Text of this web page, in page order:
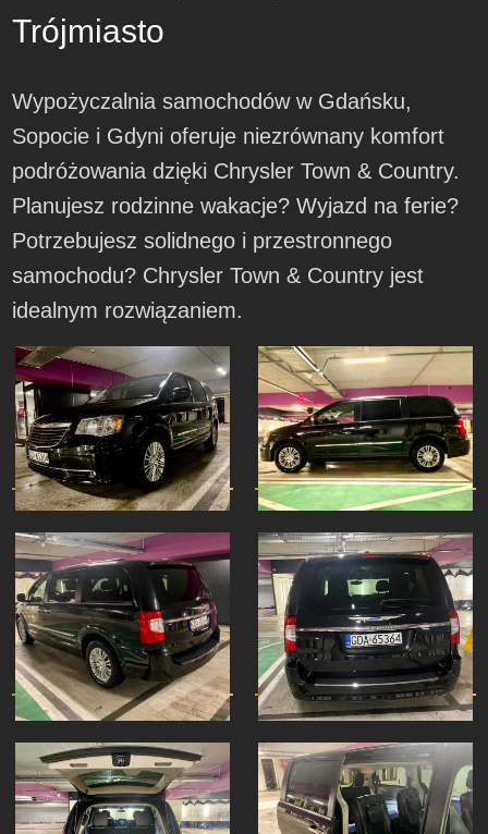
Trójmiasto
Wypożyczalnia samochodów w Gdańsku,
Sopocie i Gdyni oferuje niezrównany komfort
podróżowania dzięki Chrysler Town & Country.
Planujesz rodzinne wakacje? Wyjazd na ferie?
Potrzebujesz solidnego i przestronnego
samochodu? Chrysler Town & Country jest
idealnym rozwiązaniem.